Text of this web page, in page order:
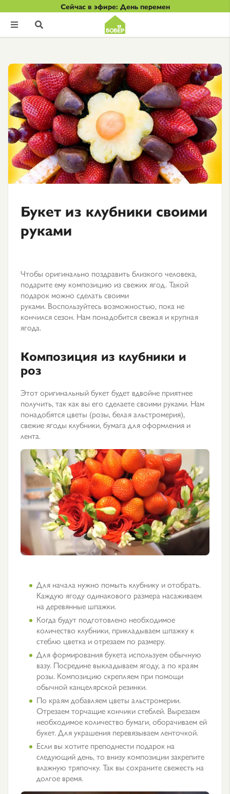
Сейчас в эфире: День перемен
 
Букет из клубники своими
руками
Чтобы оригинально поздравить близкого человека,
подарите ему композицию из свежих ягод. Такой
подарок можно сделать своими
руками. Воспользуйтесь возможностью, пока не
кончился сезон. Нам понадобится свежая и крупная
ягода.
Композиция из клубники и
роз
Этот оригинальный букет будет вдвойне приятнее
получить, так как вы его сделаете своими руками. Нам
понадобятся цветы (розы, белая альстромерия),
свежие ягоды клубники, бумага для оформления и
лента.
Для начала нужно помыть клубнику и отобрать.
Каждую ягоду одинакового размера насаживаем
на деревянные шпажки.
Когда будут подготовлено необходимое
количество клубники, прикладываем шпажку к
стеблю цветка и отрезаем по размеру.
Для формирования букета используем обычную
вазу. Посредине выкладываем ягоду, а по краям
розы. Композицию скрепляем при помощи
обычной канцелярской резинки.
По краям добавляем цветы альстромерии.
Отрезаем торчащие кончики стеблей. Вырезаем
необходимое количество бумаги, оборачиваем ей
букет. Для украшения перевязываем ленточкой.
Если вы хотите преподнести подарок на
следующий день, то внизу композиции закрепите
влажную тряпочку. Так вы сохраните свежесть на
долгое время.